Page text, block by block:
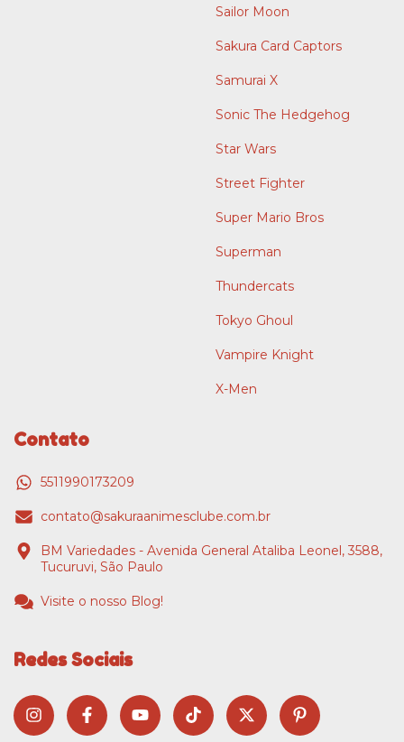
Sailor Moon
Sakura Card Captors
Samurai X
Sonic The Hedgehog
Star Wars
Street Fighter
Super Mario Bros
Superman
Thundercats
Tokyo Ghoul
Vampire Knight
X-Men
Contato
5511990173209
contato@sakuraanimesclube.com.br
BM Variedades - Avenida General Ataliba Leonel, 3588,
Tucuruvi, São Paulo
Visite o nosso Blog!
Redes Sociais